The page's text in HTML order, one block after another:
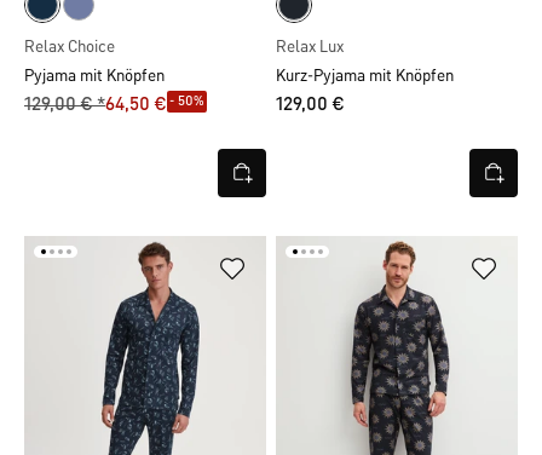
Relax Choice
Pyjama mit Knöpfen
129,00 € *64,50 € - 50%
Relax Lux
Kurz-Pyjama mit Knöpfen
129,00 €